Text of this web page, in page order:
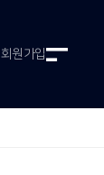
회원가입